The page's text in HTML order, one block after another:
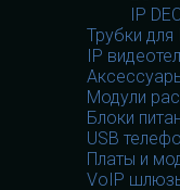
IP
Трубки для
IP
Модули
Блоки
USB
Платы и
VoIP